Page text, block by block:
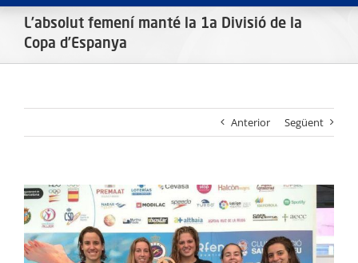
CLUB
SERVEIS
INFANTS
L’absolut femení manté la 1a Divisió de la
Copa d’Espanya
Anterior Següent
View
Larger
Image